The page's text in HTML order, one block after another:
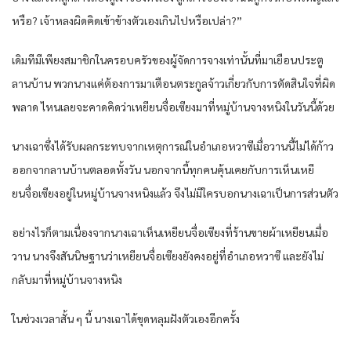
หรือ? เจ้าหลงผิดคิดเข้าข้างตัวเองเกินไปหรือเปล่า?”
เดิมทีมีเพียงสมาชิกในครอบครัวของผู้จัดการจางเท่านั้นที่มาเยือนประตู
ลานบ้าน พวกนางแค่ต้องการมาเตือนตระกูลจ้าวเกี่ยวกับการตัดสินใจที่ผิด
พลาด ไหนเลยจะคาดคิดว่าเหยียนจื่อเซียงมาที่หมู่บ้านจางหนิงในวันนี้ด้วย
นางเฉาซึ่งได้รับผลกระทบจากเหตุการณ์ในอำเภอหวาซีเมื่อวานนี้ไม่ได้ก้าว
ออกจากลานบ้านตลอดทั้งวัน นอกจากนี้ทุกคนคุ้นเคยกับการเห็นเหยี
ยนจื่อเซียงอยู่ในหมู่บ้านจางหนิงแล้ว จึงไม่มีใครบอกนางเฉาเป็นการส่วนตัว
อย่างไรก็ตามเนื่องจากนางเฉาเห็นเหยียนจื่อเซียงที่ร้านขายผ้าเหยียนเมื่อ
วาน นางจึงสันนิษฐานว่าเหยียนจื่อเซียงยังคงอยู่ที่อำเภอหวาซี และยังไม่
กลับมาที่หมู่บ้านจางหนิง
ในช่วงเวลาสั้น ๆ นี้ นางเฉาได้ขุดหลุมฝังตัวเองอีกครั้ง